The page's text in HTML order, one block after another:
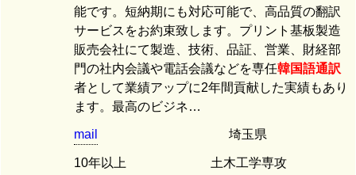
能です。短納期にも対応可能で、高品質の翻訳
サービスをお約束致します。プリント基板製造
販売会社にて製造、技術、品証、営業、財経部
門の社内会議や電話会議などを専任韓国語通訳
者として業績アップに2年間貢献した実績もあり
ます。最高のビジネ…
mail 埼玉県
10年以上 土木工学専攻